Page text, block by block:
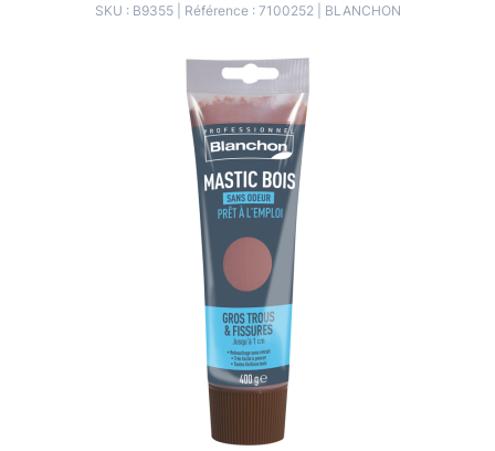
SKU : B9355| Référence : 7100252| BLANCHON